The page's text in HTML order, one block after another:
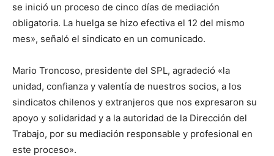
se inició un proceso de cinco días de mediación
obligatoria. La huelga se hizo efectiva el 12 del mismo
mes», señaló el sindicato en un comunicado.
Mario Troncoso, presidente del SPL, agradeció «la
unidad, confianza y valentía de nuestros socios, a los
sindicatos chilenos y extranjeros que nos expresaron su
apoyo y solidaridad y a la autoridad de la Dirección del
Trabajo, por su mediación responsable y profesional en
este proceso».